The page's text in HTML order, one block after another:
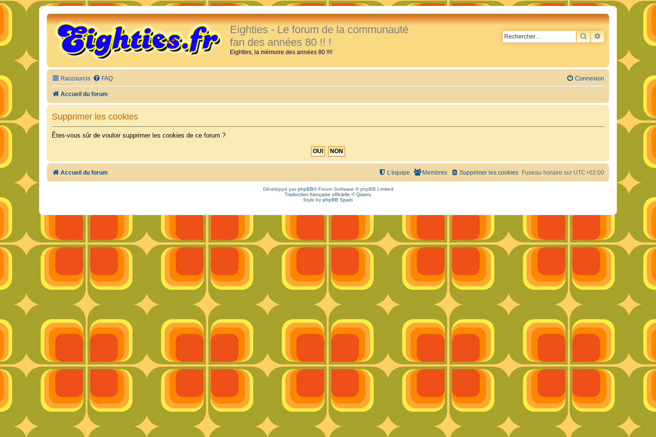
Eighties - Le forum de la communauté
fan des années 80 !! !
Eighties, la mémoire des années 80 !!!!
RECHERCHER
RECHERCHE
Raccourcis FAQ Connexion
Accueil du forum
Supprimer les cookies
Êtes-vous sûr de vouloir supprimer les cookies de ce forum ?
Accueil du forum Fuseau horaire sur UTC+02:00
Supprimer les cookies
Membres
L’équipe
Développé parphpBB® Forum Software © phpBB Limited
Traduction française officielle ©Qiaeru
Style by phpBB Spain